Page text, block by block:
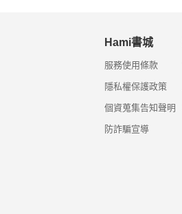
Hami書城
服務使用條款
隱私權保護政策
個資蒐集告知聲明
防詐騙宣導